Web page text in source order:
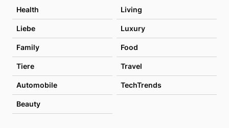
Health Living
Liebe Luxury
Family Food
Tiere Travel
Automobile TechTrends
Beauty